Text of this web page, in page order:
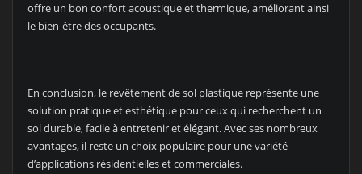
offre un bon confort acoustique et thermique, améliorant ainsi
le bien-être des occupants.
En conclusion, le revêtement de sol plastique représente une
solution pratique et esthétique pour ceux qui recherchent un
sol durable, facile à entretenir et élégant. Avec ses nombreux
avantages, il reste un choix populaire pour une variété
d’applications résidentielles et commerciales.